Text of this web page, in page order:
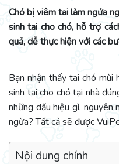
Chó bị viêm tai làm ngứa
sinh tai cho chó, hỗ trợ
quả, dễ thực hiện với các
Bạn nhận thấy tai chó mùi
sinh tai cho chó tại nhà
những dấu hiệu gì, nguyên
ngừa? Tất cả sẽ được
Nội dung chính